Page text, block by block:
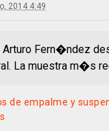
2014 4:49
Fern�ndez
La muestra m�s
de empalme y